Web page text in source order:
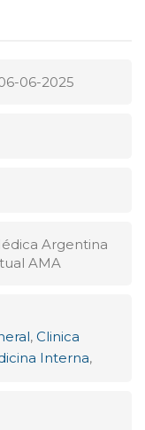
06-2025
Argentina
AMA
,Clinica
Interna,